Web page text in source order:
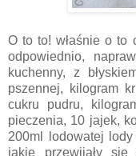
O to to! właśnie o to
odpowiednio,
kuchenny, z
pszennej, kilogram
cukru pudru,
pieczenia, 10 jajek,
200ml lodowatej
jakie przewijały się